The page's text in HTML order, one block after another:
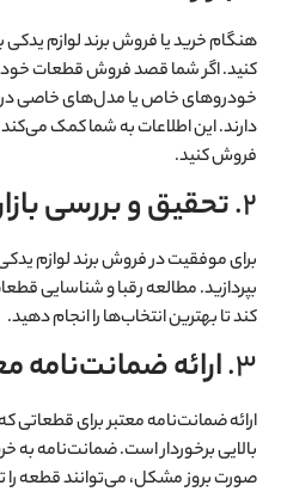
هنگام خرید یا فروش برند لوازم یدکی
کنید. اگر شما قصد فروش قطعات خودرو
خودروهای خاص یا مدل‌های خاصی در
دارند. این اطلاعات به شما کمک می‌کند
فروش کنید.
2. تحقیق و بررسی
برای موفقیت در فروش برند لوازم
بپردازید. مطالعه رقبا و شناسایی
کند تا بهترین انتخاب‌ها را انجام دهید.
3. ارائه ضمانت‌نامه
ارائه ضمانت‌نامه معتبر برای
بالایی برخوردار است. ضمانت‌نامه به
صورت بروز مشکل، می‌توانند قطعه را